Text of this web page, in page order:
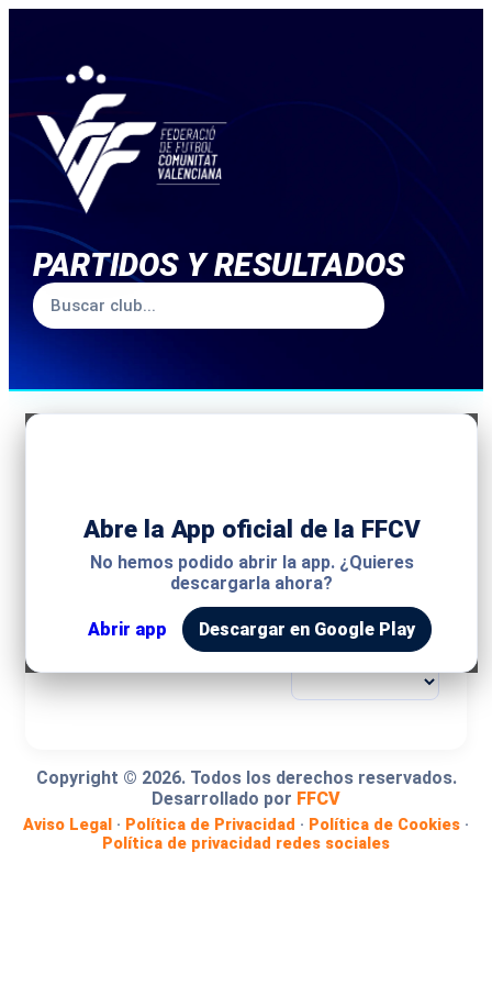
PARTIDOS Y RESULTADOS
Abre la App oficial de la FFCV
No hemos podido abrir la app. ¿Quieres
descargarla ahora?
Abrir app Descargar en Google Play
MODALIDAD
COMPETICIÓN
GRUPO
Copyright © 2026. Todos los derechos reservados.
Desarrollado por FFCV
Aviso Legal · Política de Privacidad · Política de Cookies ·
Política de privacidad redes sociales